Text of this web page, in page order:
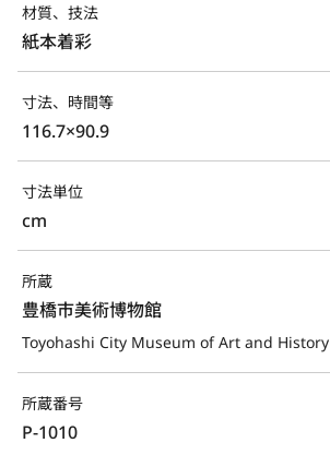
材質、技法
紙本着彩
寸法、時間等
116.7×90.9
寸法単位
cm
所蔵
豊橋市美術博物館
Toyohashi City Museum of Art and History
所蔵番号
P-1010